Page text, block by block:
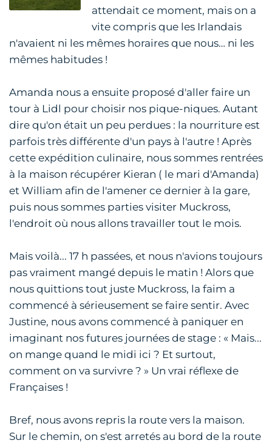
attendait ce moment, mais on a
vite compris que les Irlandais
n'avaient ni les mêmes horaires que nous… ni les
mêmes habitudes !
Amanda nous a ensuite proposé d'aller faire un
tour à Lidl pour choisir nos pique-niques. Autant
dire qu'on était un peu perdues : la nourriture est
parfois très différente d'un pays à l'autre ! Après
cette expédition culinaire, nous sommes rentrées
à la maison récupérer Kieran ( le mari d'Amanda)
et William afin de l'amener ce dernier à la gare,
puis nous sommes parties visiter Muckross,
l'endroit où nous allons travailler tout le mois.
Mais voilà... 17 h passées, et nous n'avions toujours
pas vraiment mangé depuis le matin ! Alors que
nous quittions tout juste Muckross, la faim a
commencé à sérieusement se faire sentir. Avec
Justine, nous avons commencé à paniquer en
imaginant nos futures journées de stage : « Mais...
on mange quand le midi ici ? Et surtout,
comment on va survivre ? » Un vrai réflexe de
Françaises !
Bref, nous avons repris la route vers la maison.
Sur le chemin, on s'est arretés au bord de la route